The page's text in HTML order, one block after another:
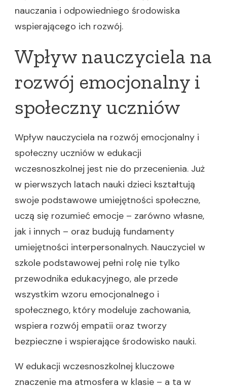
nauczania i odpowiedniego środowiska
wspierającego ich rozwój.
Wpływ nauczyciela na
rozwój emocjonalny i
społeczny uczniów
Wpływ nauczyciela na rozwój emocjonalny i
społeczny uczniów w edukacji
wczesnoszkolnej jest nie do przecenienia. Już
w pierwszych latach nauki dzieci kształtują
swoje podstawowe umiejętności społeczne,
uczą się rozumieć emocje – zarówno własne,
jak i innych – oraz budują fundamenty
umiejętności interpersonalnych. Nauczyciel w
szkole podstawowej pełni rolę nie tylko
przewodnika edukacyjnego, ale przede
wszystkim wzoru emocjonalnego i
społecznego, który modeluje zachowania,
wspiera rozwój empatii oraz tworzy
bezpieczne i wspierające środowisko nauki.
W edukacji wczesnoszkolnej kluczowe
znaczenie ma atmosfera w klasie – a ta w